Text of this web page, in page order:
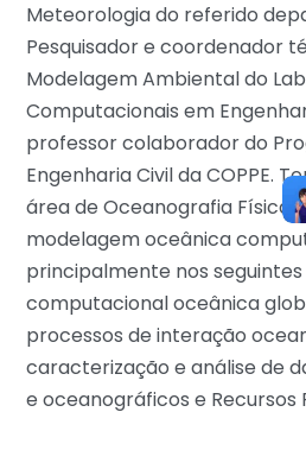
Meteorologia do referido
Pesquisador e coordenador
Modelagem Ambiental do
Computacionais em
professor colaborador do
Engenharia Civil da COPPE.
área de Oceanografia Física,
modelagem oceânica
principalmente nos
computacional oceânica
processos de interação
caracterização e análise de
e oceanográficos e Recursos